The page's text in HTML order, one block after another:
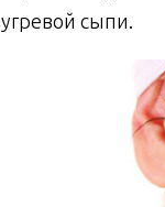
сыпи.